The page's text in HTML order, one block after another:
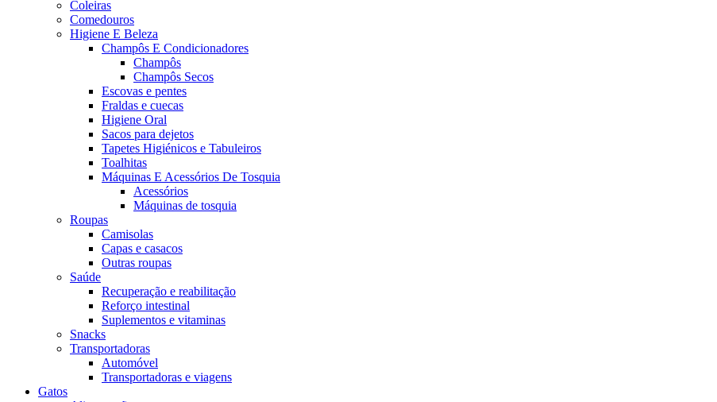
Coleiras
Comedouros
Higiene E Beleza
Champôs E Condicionadores
Champôs
Champôs Secos
Escovas e pentes
Fraldas e cuecas
Higiene Oral
Sacos para dejetos
Tapetes Higiénicos e Tabuleiros
Toalhitas
Máquinas E Acessórios De Tosquia
Acessórios
Máquinas de tosquia
Roupas
Camisolas
Capas e casacos
Outras roupas
Saúde
Recuperação e reabilitação
Reforço intestinal
Suplementos e vitaminas
Snacks
Transportadoras
Automóvel
Transportadoras e viagens
Gatos